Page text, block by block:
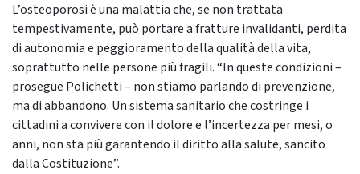
L’osteoporosi è una malattia che, se non trattata
tempestivamente, può portare a fratture invalidanti, perdita
di autonomia e peggioramento della qualità della vita,
soprattutto nelle persone più fragili. “In queste condizioni –
prosegue Polichetti – non stiamo parlando di prevenzione,
ma di abbandono. Un sistema sanitario che costringe i
cittadini a convivere con il dolore e l’incertezza per mesi, o
anni, non sta più garantendo il diritto alla salute, sancito
dalla Costituzione”.